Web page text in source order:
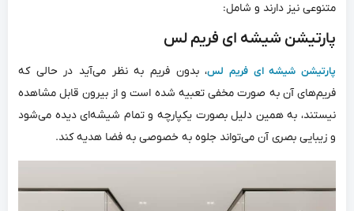
متنوعی نیز دارند و شامل:
پارتیشن شیشه ای فریم لس
پارتیشن شیشه ای فریم لس، بدون فریم به نظر می‌‌آید در حالی که
فریم‌‌های آن به صورت مخفی تعبیه شده است و از بیرون قابل مشاهده
نیستند، به همین دلیل بصورت یکپارچه و تمام شیشه‌‌ای دیده می‌‌شود
و زیبایی بصری آن می‌‌تواند جلوه به خصوصی به فضا هدیه کند.